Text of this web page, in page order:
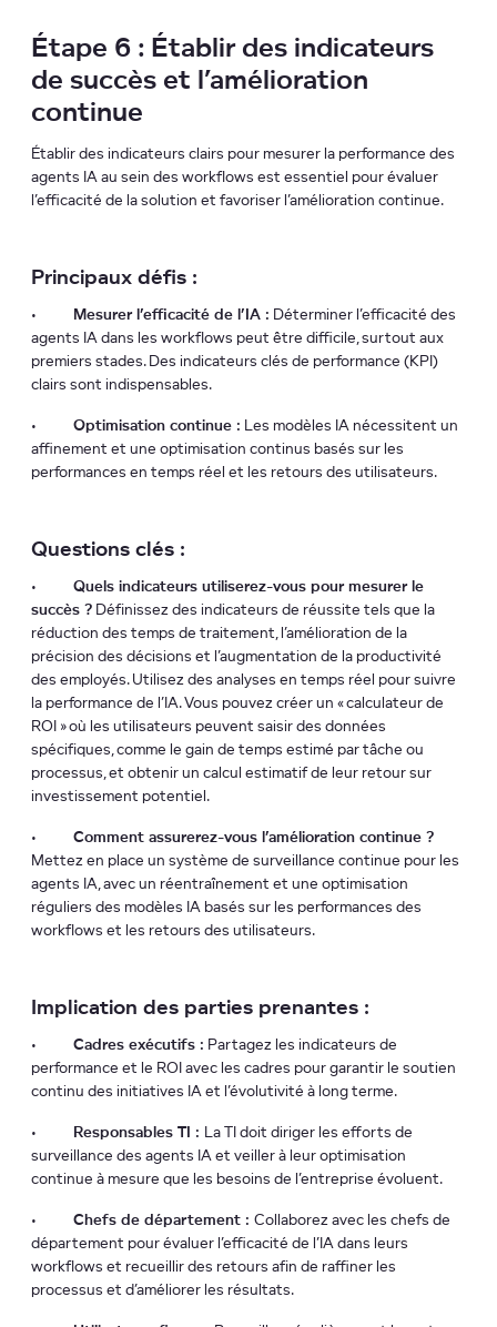
Étape 6 : Établir des indicateurs
de succès et l’amélioration
continue
Établir des indicateurs clairs pour mesurer la performance des
agents IA au sein des workflows est essentiel pour évaluer
l’efficacité de la solution et favoriser l’amélioration continue.
Principaux défis :
• Mesurer l’efficacité de l’IA : Déterminer l’efficacité des
agents IA dans les workflows peut être difficile, surtout aux
premiers stades. Des indicateurs clés de performance (KPI)
clairs sont indispensables.
• Optimisation continue : Les modèles IA nécessitent un
affinement et une optimisation continus basés sur les
performances en temps réel et les retours des utilisateurs.
Questions clés :
• Quels indicateurs utiliserez-vous pour mesurer le
succès ? Définissez des indicateurs de réussite tels que la
réduction des temps de traitement, l’amélioration de la
précision des décisions et l’augmentation de la productivité
des employés. Utilisez des analyses en temps réel pour suivre
la performance de l’IA. Vous pouvez créer un « calculateur de
ROI » où les utilisateurs peuvent saisir des données
spécifiques, comme le gain de temps estimé par tâche ou
processus, et obtenir un calcul estimatif de leur retour sur
investissement potentiel.
• Comment assurerez-vous l’amélioration continue ?
Mettez en place un système de surveillance continue pour les
agents IA, avec un réentraînement et une optimisation
réguliers des modèles IA basés sur les performances des
workflows et les retours des utilisateurs.
Implication des parties prenantes :
• Cadres exécutifs : Partagez les indicateurs de
performance et le ROI avec les cadres pour garantir le soutien
continu des initiatives IA et l’évolutivité à long terme.
• Responsables TI : La TI doit diriger les efforts de
surveillance des agents IA et veiller à leur optimisation
continue à mesure que les besoins de l’entreprise évoluent.
• Chefs de département : Collaborez avec les chefs de
département pour évaluer l’efficacité de l’IA dans leurs
workflows et recueillir des retours afin de raffiner les
processus et d’améliorer les résultats.